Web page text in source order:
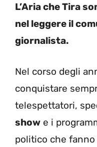
L’Aria che Tira
nel leggere il
giornalista.
Nel corso degli
conquistare
telespettatori,
show e i
politico che